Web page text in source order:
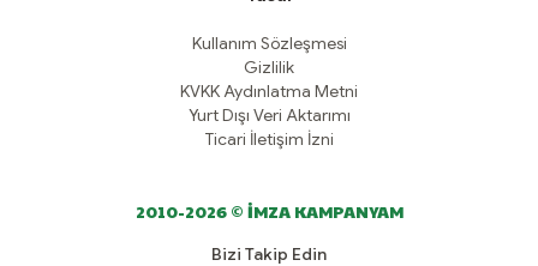
Kullanım Sözleşmesi
Gizlilik
KVKK Aydınlatma Metni
Yurt Dışı Veri Aktarımı
Ticari İletişim İzni
2010-2026 © İMZA KAMPANYAM
Bizi Takip Edin